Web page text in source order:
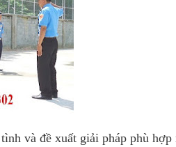
và đề xuất giải pháp phù hợp